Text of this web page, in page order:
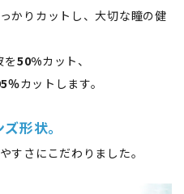
かりカットし、大切な瞳の健
を50%カット、
％カットします。
形状。
すさにこだわりました。